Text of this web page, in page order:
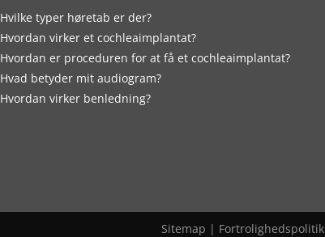
Hvilke typer høretab er der?
Hvordan virker et cochleaimplantat?
Hvordan er proceduren for at få et cochleaimplantat?
Hvad betyder mit audiogram?
Hvordan virker benledning?
Sitemap | Fortrolighedspolitik